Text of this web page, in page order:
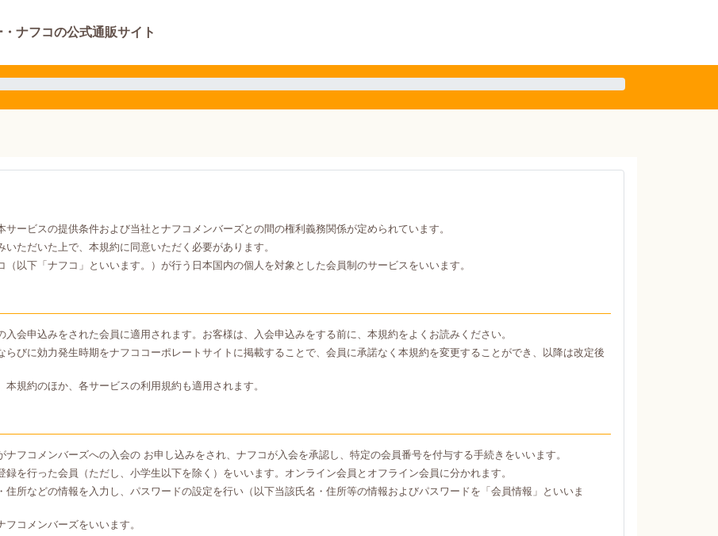
ナフコの公式通販サイト
ービスの提供条件および当社とナフコメンバーズとの間の権利義務関係が定められています。
ただいた上で、本規約に同意いただく必要があります。
（以下「ナフコ」といいます。）が行う日本国内の個人を対象とした会員制のサービスをいいます。
会申込みをされた会員に適用されます。お客様は、入会申込みをする前に、本規約をよくお読みください。
びに効力発生時期をナフココーポレートサイトに掲載することで、会員に承諾なく本規約を変更することができ、以降は改定後
規約のほか、各サービスの利用規約も適用されます。
ナフコメンバーズへの入会の お申し込みをされ、ナフコが入会を承認し、特定の会員番号を付与する手続きをいいます。
録を行った会員（ただし、小学生以下を除く）をいいます。オンライン会員とオフライン会員に分かれます。
住所などの情報を入力し、パスワードの設定を行い（以下当該氏名・住所等の情報およびパスワードを「会員情報」といいま
コメンバーズをいいます。